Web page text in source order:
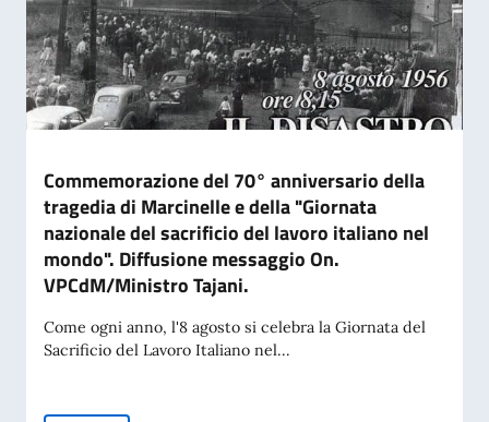
Commemorazione del 70° anniversario della
tragedia di Marcinelle e della "Giornata
nazionale del sacrificio del lavoro italiano nel
mondo". Diffusione messaggio On.
VPCdM/Ministro Tajani.
Come ogni anno, l'8 agosto si celebra la Giornata del
Sacrificio del Lavoro Italiano nel...